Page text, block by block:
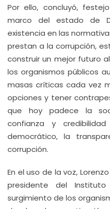
Por ello, concluyó,
marco del estado de
existencia en las
prestan a la corrupción,
construir un mejor futuro
los organismos públicos
masas críticas cada vez
opciones y tener
que hoy padece la
confianza y
democrático, la
corrupción.
En el uso de la voz,
presidente del
surgimiento de los